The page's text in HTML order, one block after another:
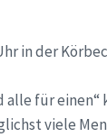
in der
für
viele